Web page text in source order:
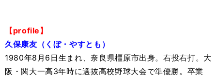
【profile】
久保康友（くぼ・やすとも）
1980年8月6日生まれ、奈良県橿原市出身。右投右打。大
阪・関大一高3年時に選抜高校野球大会で準優勝。卒業